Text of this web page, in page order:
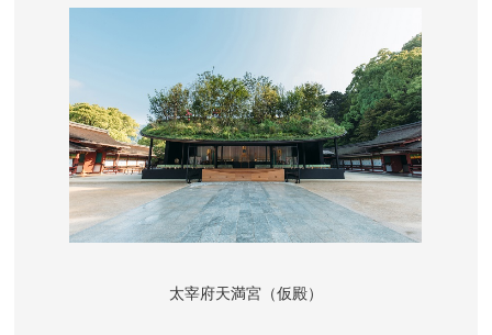
ち、歴史的にも民族資料としても価値の高いものが
厳選され展示されています。また、櫛田神社には文
政元年（１８１８年）日本最初の図書館「櫛田文
庫」が開かれた歴史があり、当時の書物も保管され
ています。
福岡県福岡市
参拝料／無料 ※博多歴史館入館料 300円
定休日／なし ※博多歴史館は月曜日休館
17:00(入館は16:30まで)太宰府天満宮（仮殿）